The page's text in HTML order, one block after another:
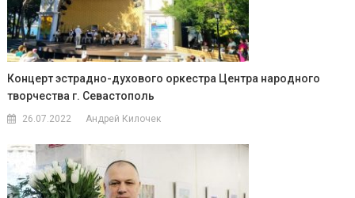
Концерт эстрадно-духового оркестра Центра народного
творчества г. Севастополь
26.07.2022 Андрей Килочек